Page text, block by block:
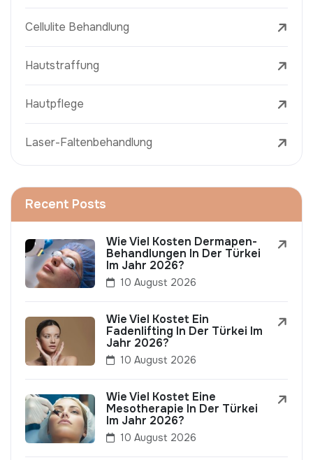
Cellulite Behandlung
Hautstraffung
Hautpflege
Laser-Faltenbehandlung
Recent Posts
Wie Viel Kosten Dermapen-
Behandlungen In Der Türkei
Im Jahr 2026?
10 August 2026
Wie Viel Kostet Ein
Fadenlifting In Der Türkei Im
Jahr 2026?
10 August 2026
Wie Viel Kostet Eine
Mesotherapie In Der Türkei
Im Jahr 2026?
10 August 2026